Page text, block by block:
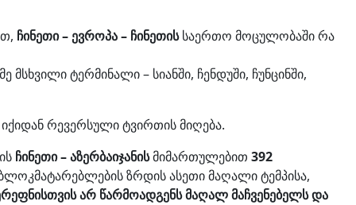
ჩინეთი – ევროპა – ჩინეთისსაერთო მოცულობაში რა
ტერმინალი – სიანში, ჩენდუში, ჩუნცინში,
რევერსული ტვირთის მიღება.
ჩინეთი – აზერბაიჯანისმიმართულებით 392
ზრდის ასეთი მაღალი ტემპისა,
არ წარმოადგენს მაღალ მაჩვენებელს და